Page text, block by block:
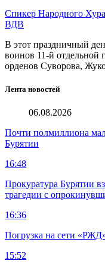
Спикер Народного
ВДВ
В этот праздничный
воинов 11-й отдельной
орденов Суворова,
Лента новостей
06.08.2026
Почти полмиллиона
Бурятии
16:48
Прокуратура Бурятии
трагедии с
16:36
Погрузка на сети
15:52